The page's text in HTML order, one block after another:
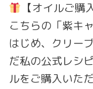
【オイルご購
こちらの「紫キ
はじめ、クリー
だ私の公式レシ
ルをご購入いた